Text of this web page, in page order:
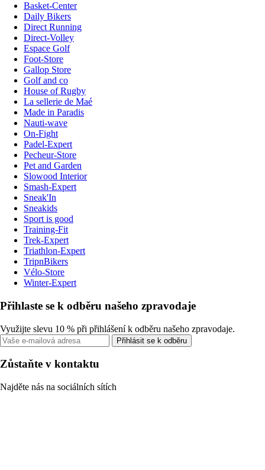
Basket-Center
Daily Bikers
Direct Running
Direct-Volley
Espace Golf
Foot-Store
Gallop Store
Golf and co
House of Rugby
La sellerie de Maé
Made in Paradis
Nauti-wave
On-Fight
Padel-Expert
Pecheur-Store
Pet and Garden
Slowood Interior
Smash-Expert
Sneak'In
Sneakids
Sport is good
Training-Fit
Trek-Expert
Triathlon-Expert
TripnBikers
Vélo-Store
Winter-Expert
Přihlaste se k odběru našeho zpravodaje
Využijte slevu 10 % při přihlášení k odběru našeho zpravodaje.
Přihlásit se k odběru
Zůstaňte v kontaktu
Najděte nás na sociálních sítích